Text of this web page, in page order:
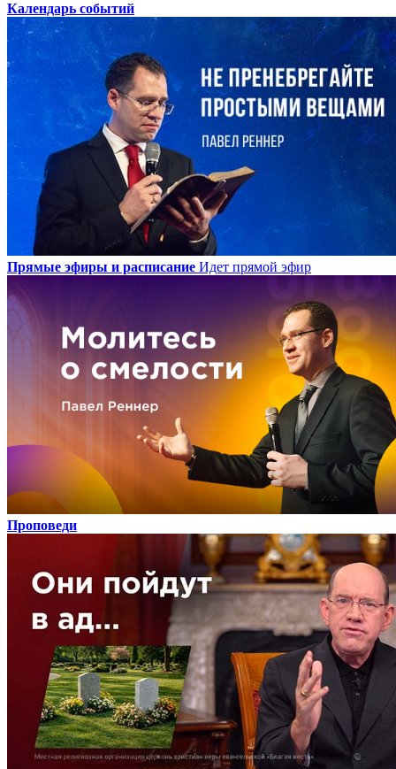
Календарь событий
Прямые эфиры и расписание Идет прямой эфир
Проповеди